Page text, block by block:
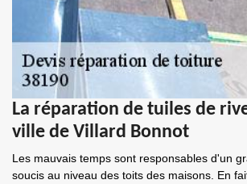
La réparation de tuiles de
ville de Villard Bonnot
Les mauvais temps sont responsables d'un
soucis au niveau des toits des maisons. En